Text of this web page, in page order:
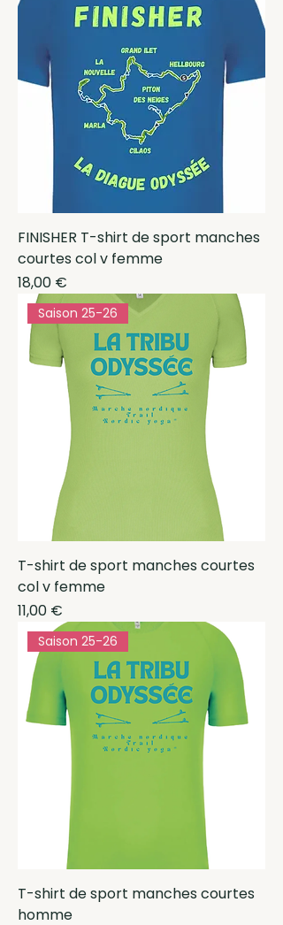
FINISHER T-shirt de sport manches
courtes col v femme
Prix
18,00 €
Saison 25-26
T-shirt de sport manches courtes
col v femme
Prix
11,00 €
Saison 25-26
T-shirt de sport manches courtes
homme